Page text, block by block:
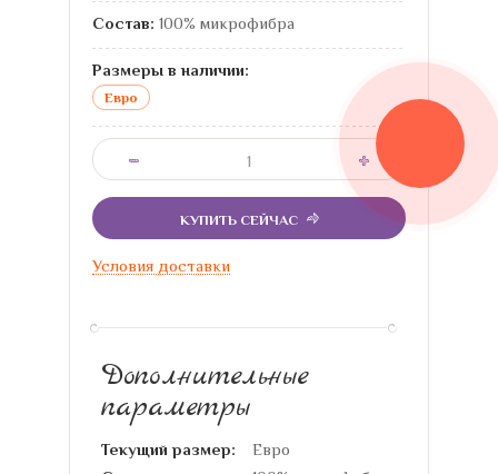
Состав: 100% микрофибра
Размеры в наличии:
Евро
КУПИТЬ СЕЙЧАС
Условия доставки
Дополнительные
параметры
Текущий размер:
Евро